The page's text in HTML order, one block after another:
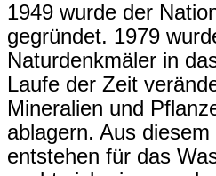
1949 wurde der
gegründet. 1979
Naturdenkmäler in
Laufe der Zeit
Mineralien und
ablagern. Aus
entstehen für das